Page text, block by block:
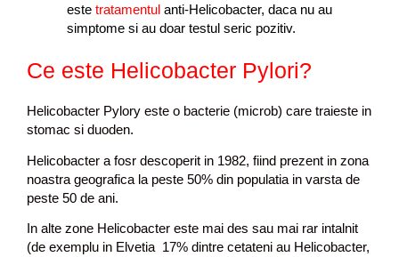
este tratamentul anti-Helicobacter, daca nu au
simptome si au doar testul seric pozitiv.
Ce este Helicobacter Pylori?
Helicobacter Pylory este o bacterie (microb) care traieste in
stomac si duoden.
Helicobacter a fosr descoperit in 1982, fiind prezent in zona
noastra geografica la peste 50% din populatia in varsta de
peste 50 de ani.
In alte zone Helicobacter este mai des sau mai rar intalnit
(de exemplu in Elvetia 17% dintre cetateni au Helicobacter,